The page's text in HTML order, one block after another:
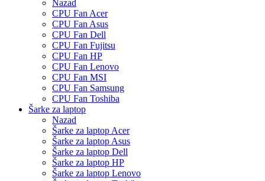
Nazad
CPU Fan Acer
CPU Fan Asus
CPU Fan Dell
CPU Fan Fujitsu
CPU Fan HP
CPU Fan Lenovo
CPU Fan MSI
CPU Fan Samsung
CPU Fan Toshiba
Šarke za laptop
Nazad
Šarke za laptop Acer
Šarke za laptop Asus
Šarke za laptop Dell
Šarke za laptop HP
Šarke za laptop Lenovo